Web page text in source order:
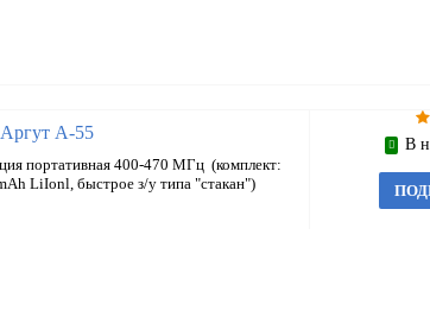
А-55
портативная 400-470 МГц (комплект:
LiIonl, быстрое з/у типа "стакан")
В